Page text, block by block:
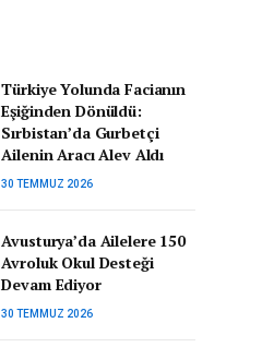
Türkiye Yolunda Facianın
Eşiğinden Dönüldü:
Sırbistan’da Gurbetçi
Ailenin Aracı Alev Aldı
30 TEMMUZ 2026
Avusturya’da Ailelere 150
Avroluk Okul Desteği
Devam Ediyor
30 TEMMUZ 2026